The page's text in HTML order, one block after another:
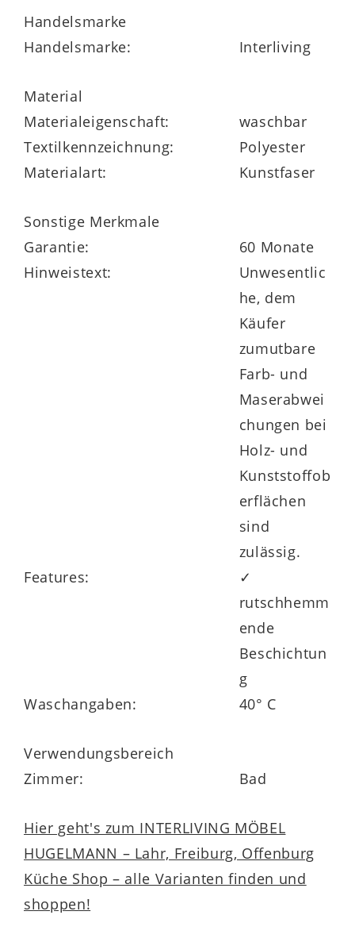
Dazu hat das gesamte
Herstellergarantie.
Handelsmarke
Handelsmarke:
Interliving
Material
Materialeigenschaft:
waschbar
Textilkennzeichnung:
Polyester
Materialart:
Kunstfaser
Sonstige Merkmale
Garantie:
60 Monate
Hinweistext:
Unwesentlic
he, dem
Käufer
zumutbare
Farb- und
Maserabwei
chungen bei
Holz- und
Kunststoffob
erflächen
sind
zulässig.
Features:
✓
rutschhemm
ende
Beschichtun
g
Waschangaben:
40° C
Verwendungsbereich
Zimmer:
Bad
Hier geht's zum INTERLIVING MÖBEL
HUGELMANN – Lahr, Freiburg, Offenburg
Küche Shop – alle Varianten finden und
shoppen!